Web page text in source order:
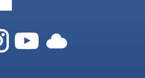
Angeln-
Zum
Zu